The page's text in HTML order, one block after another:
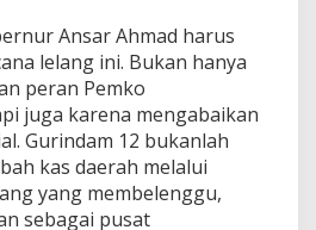
Ansar Ahmad harus
lelang ini. Bukan hanya
peran Pemko
juga karena mengabaikan
Gurindam 12 bukanlah
kas daerah melalui
yang membelenggu,
sebagai pusat